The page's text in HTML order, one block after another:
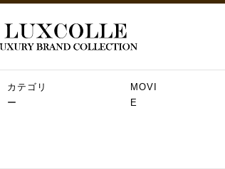
カテゴリ
ー
MOVI
E